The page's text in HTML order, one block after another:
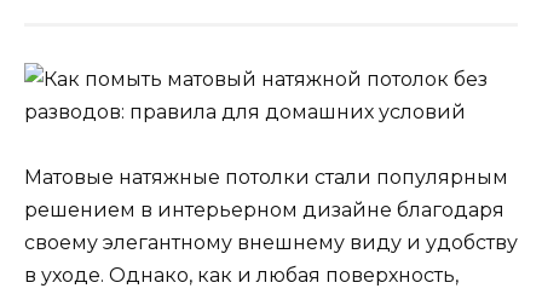
Матовые натяжные потолки стали популярным
решением в интерьерном дизайне благодаря
своему элегантному внешнему виду и удобству
в уходе. Однако, как и любая поверхность,